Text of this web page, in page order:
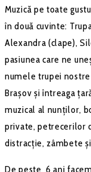
Muzică pe toate
în două cuvinte:
Alexandra (clape),
pasiunea care ne
numele trupei
Brașov și întreaga
muzical al nunților,
private, petrecerilor
distracție, zâmbete
De peste 6 ani